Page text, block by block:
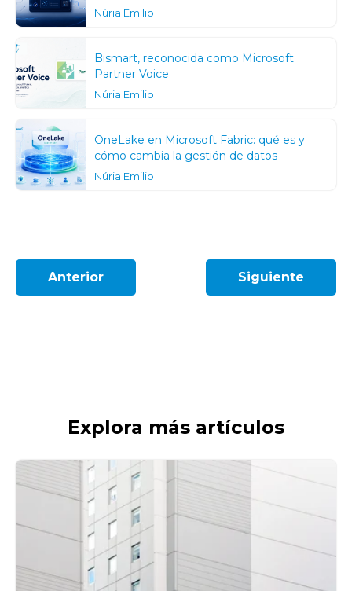
Núria Emilio
Bismart, reconocida como Microsoft
Partner Voice
Núria Emilio
OneLake en Microsoft Fabric: qué es y
cómo cambia la gestión de datos
Núria Emilio
Anterior Siguiente
Explora más artículos